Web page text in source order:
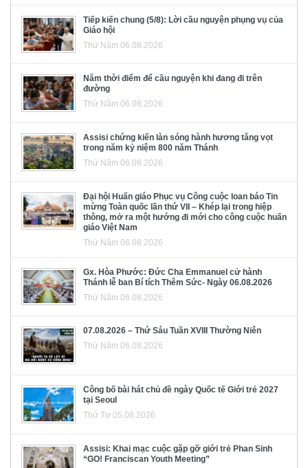
Tiếp kiến chung (5/8): Lời cầu nguyện phụng vụ của
Giáo hội
Thứ Năm 06.08.2026
Năm thời điểm để cầu nguyện khi đang đi trên
đường
Thứ Năm 06.08.2026
Assisi chứng kiến làn sóng hành hương tăng vọt
trong năm kỷ niệm 800 năm Thánh
Thứ Năm 06.08.2026
Đại hội Huấn giáo Phục vụ Công cuộc loan báo Tin
mừng Toàn quốc lần thứ VII – Khép lại trong hiệp
thông, mở ra một hướng đi mới cho công cuộc huấn
giáo Việt Nam
Thứ Năm 06.08.2026
Gx. Hòa Phước: Đức Cha Emmanuel cử hành
Thánh lễ ban Bí tích Thêm Sức- Ngày 06.08.2026
Thứ Năm 06.08.2026
07.08.2026 – Thứ Sáu Tuần XVIII Thường Niên
Thứ Năm 06.08.2026
Công bố bài hát chủ đề ngày Quốc tế Giới trẻ 2027
tại Seoul
Thứ Tư 05.08.2026
Assisi: Khai mạc cuộc gặp gỡ giới trẻ Phan Sinh
“GO! Franciscan Youth Meeting”